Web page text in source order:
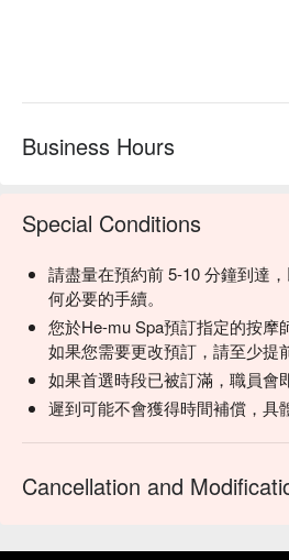
Business Hours
Special Conditions
請盡量在預約前 5-10 分鐘到達
何必要的手續。
您於He-mu Spa預訂指定的按摩
如果您需要更改預訂，請至少提
如果首選時段已被訂滿，職員會
遲到可能不會獲得時間補償，具
Cancellation and